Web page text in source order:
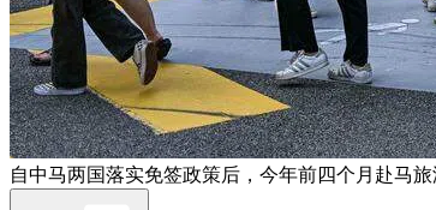
自中马两国落实免签政策后，今年前四个月赴马